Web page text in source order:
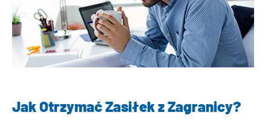
Jak Otrzymać Zasiłek z Zagranicy?